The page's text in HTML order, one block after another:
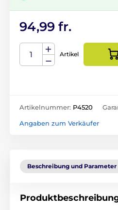
94,99 fr.
Artikel
Artikelnummer: P4520
Angaben zum Verkäufer
Beschreibung und Parameter